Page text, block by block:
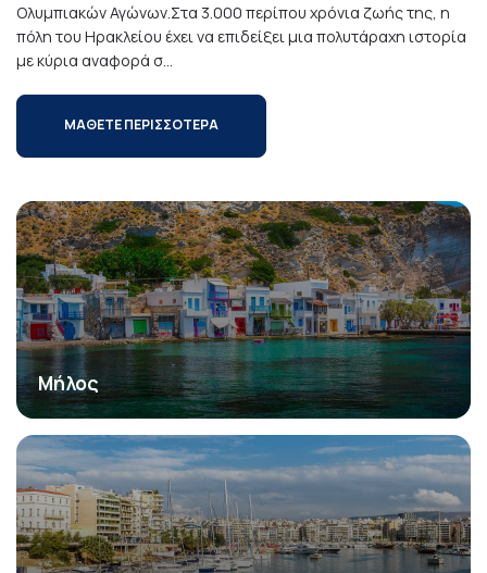
Ολυμπιακών Αγώνων.Στα 3.000 περίπου χρόνια ζωής της, η
πόλη του Ηρακλείου έχει να επιδείξει μια πολυτάραχη ιστορία
με κύρια αναφορά σ...
ΜΑΘΕΤΕ ΠΕΡΙΣΣΟΤΕΡΑ
Μήλος